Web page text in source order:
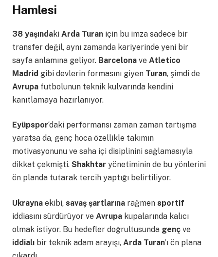
Hamlesi
38 yaşındaki Arda Turan için bu imza sadece bir
transfer değil, aynı zamanda kariyerinde yeni bir
sayfa anlamına geliyor. Barcelona ve Atletico
Madrid gibi devlerin formasını giyen Turan, şimdi de
Avrupa futbolunun teknik kulvarında kendini
kanıtlamaya hazırlanıyor.
Eyüpspor‘daki performansı zaman zaman tartışma
yaratsa da, genç hoca özellikle takımın
motivasyonunu ve saha içi disiplinini sağlamasıyla
dikkat çekmişti. Shakhtar yönetiminin de bu yönlerini
ön planda tutarak tercih yaptığı belirtiliyor.
Ukrayna ekibi, savaş şartlarına rağmen sportif
iddiasını sürdürüyor ve Avrupa kupalarında kalıcı
olmak istiyor. Bu hedefler doğrultusunda genç ve
iddialı bir teknik adam arayışı, Arda Turan’ı ön plana